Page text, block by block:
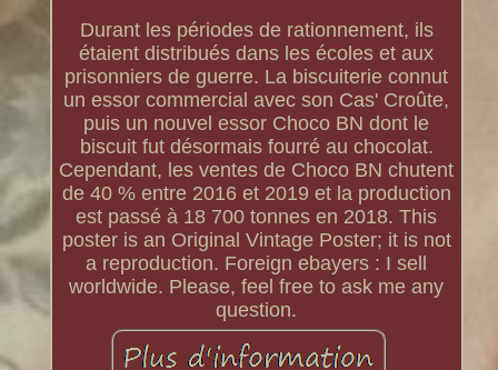
Durant les périodes de rationnement, ils
étaient distribués dans les écoles et aux
prisonniers de guerre. La biscuiterie connut
un essor commercial avec son Cas' Croûte,
puis un nouvel essor Choco BN dont le
biscuit fut désormais fourré au chocolat.
Cependant, les ventes de Choco BN chutent
de 40 % entre 2016 et 2019 et la production
est passé à 18 700 tonnes en 2018. This
poster is an Original Vintage Poster; it is not
a reproduction. Foreign ebayers : I sell
worldwide. Please, feel free to ask me any
question.